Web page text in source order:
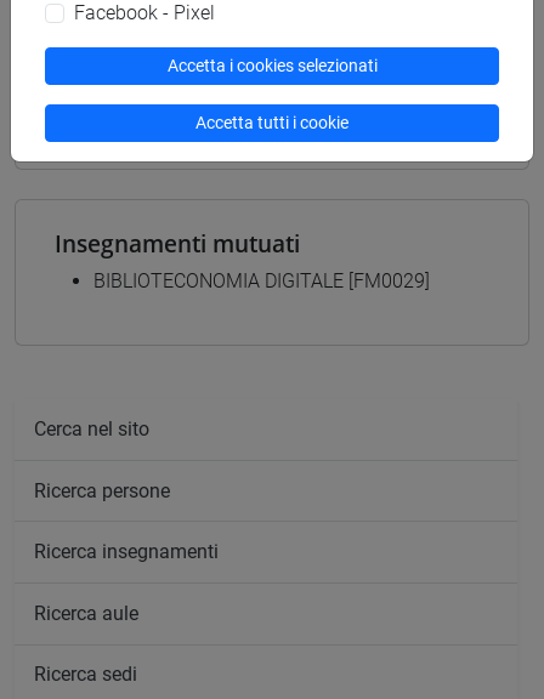
[FMR7] STUDI STORICI: ETÀ MEDIEVALE,
MODERNA, CONTEMPORANEA - Laurea
magistrale (DM270)
percorso comune
Insegnamenti mutuati
BIBLIOTECONOMIA DIGITALE [FM0029]
Cerca nel sito
Ricerca persone
Ricerca insegnamenti
Ricerca aule
Ricerca sedi
Facebook - Pixel
Accetta i cookies selezionati
Accetta tutti i cookie